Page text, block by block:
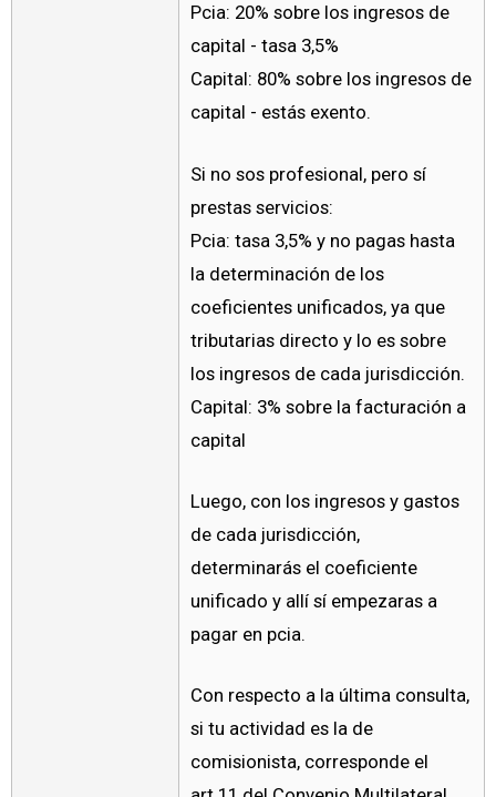
Pcia: 20% sobre los ingresos de
capital - tasa 3,5%
Capital: 80% sobre los ingresos de
capital - estás exento.
Si no sos profesional, pero sí
prestas servicios:
Pcia: tasa 3,5% y no pagas hasta
la determinación de los
coeficientes unificados, ya que
tributarias directo y lo es sobre
los ingresos de cada jurisdicción.
Capital: 3% sobre la facturación a
capital
Luego, con los ingresos y gastos
de cada jurisdicción,
determinarás el coeficiente
unificado y allí sí empezaras a
pagar en pcia.
Con respecto a la última consulta,
si tu actividad es la de
comisionista, corresponde el